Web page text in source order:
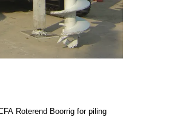
Roterend Boorrig for piling